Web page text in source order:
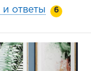
ответы 6